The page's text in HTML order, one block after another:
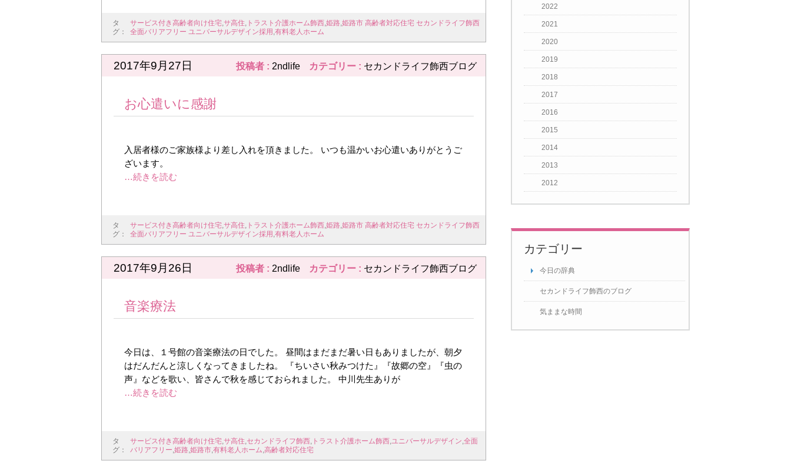
タ
グ：
サービス付き高齢者向け住宅,サ高住, トラスト介護ホーム飾西,姫路,姫路市 高齢者対応住宅 セカンドライフ飾西
全面バリアフリー ユニバーサルデザイン採用 ,有料老人ホーム
2017年9月27日 投稿者 : 2ndlife カテゴリー : セカンドライフ飾西ブログ
お心遣いに感謝
入居者様のご家族様より差し入れを頂きました。 いつも温かいお心遣いありがとうご
ざいます。
タ
グ：
サービス付き高齢者向け住宅,サ高住, トラスト介護ホーム飾西,姫路,姫路市 高齢者対応住宅 セカンドライフ飾西
全面バリアフリー ユニバーサルデザイン採用 ,有料老人ホーム
2017年9月26日 投稿者 : 2ndlife カテゴリー : セカンドライフ飾西ブログ
音楽療法
今日は、１号館の音楽療法の日でした。 昼間はまだまだ暑い日もありましたが、朝夕
はだんだんと涼しくなってきましたね。 『ちいさい秋みつけた』『故郷の空』『虫の
声』などを歌い、皆さんで秋を感じておられました。 中川先生ありが
タ
グ：
サービス付き高齢者向け住宅,サ高住,セカンドライフ飾西, トラスト介護ホーム飾西,ユニバーサルデザイン,全面
バリアフリー,姫路,姫路市,有料老人ホーム,高齢者対応住宅
2022
2021
2020
2019
2018
2017
2016
2015
2014
2013
2012
カテゴリー
今日の辞典
セカンドライフ飾西のブログ
気ままな時間